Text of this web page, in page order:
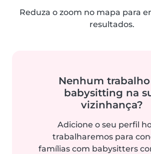
Reduza o zoom no mapa para
resultados.
Nenhum
babysitting na
vizinhança?
Adicione o seu perfil
trabalharemos para
famílias com babysitters